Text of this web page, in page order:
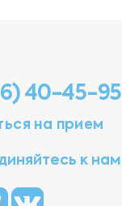
40-45-95
на прием
к нам